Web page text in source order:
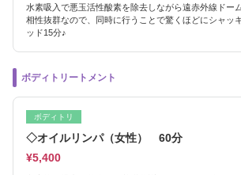
水素吸入で悪玉活性酸素を除去しながら遠赤外線ドー
相性抜群なので、同時に行うことで驚くほどにシャッ
ッド15分♪
ボディトリートメント
ボディトリ
◇オイルリンパ（女性） 60分
¥5,400